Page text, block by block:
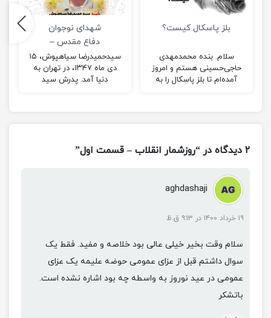
بلز پاسکال کیست؟
سلام. بنده محمدمهدی
حاجی‌حسینی هستم و امروز
آمده‌ام تا بلز پاسکال را به
شهدای نوجوان
دفاع مقدس –
شهید حمیدرضا
سیاه پوش
سیدحمیدرضا سیاهپوش، ۱۵
دی ماه ۱۳۴۷، در تهران به
دنیا آمد. پدرش سید
۲ دیدگاه در “روزشمار انقلاب – قسمت اول”
aghdashaji
۱۹ خرداد ۱۴۰۰ در ۹:۱۳ ق.ظ
سلام وقت بخیر خیلی عالی بود خلاصه و مفید. فقط یک
سوال داشتم قبل از عزای عمومی حوضه علیمه یک عزای
عمومی در عید نوروز به واسطه چه بود اشاره نشده است.
باتشکر